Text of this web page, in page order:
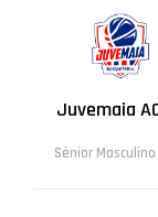
Juvemaia
Sénior